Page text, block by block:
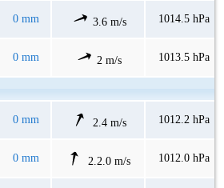
0 mm 3.6 m/s 1014.5 hPa
0 mm 2 m/s 1013.5 hPa
0 mm 2.4 m/s 1012.2 hPa
0 mm 2.2.0 m/s 1012.0 hPa